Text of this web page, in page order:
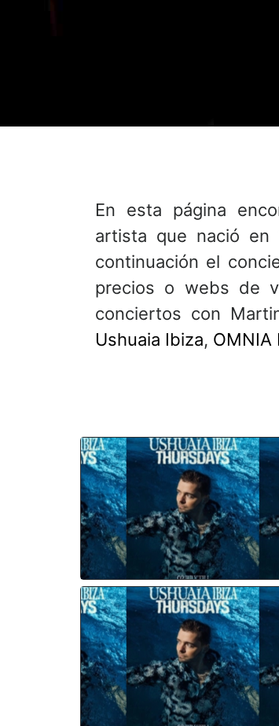
En esta página
artista que nació en
continuación el
precios o webs de
conciertos con
Ushuaia Ibiza, OMNIA